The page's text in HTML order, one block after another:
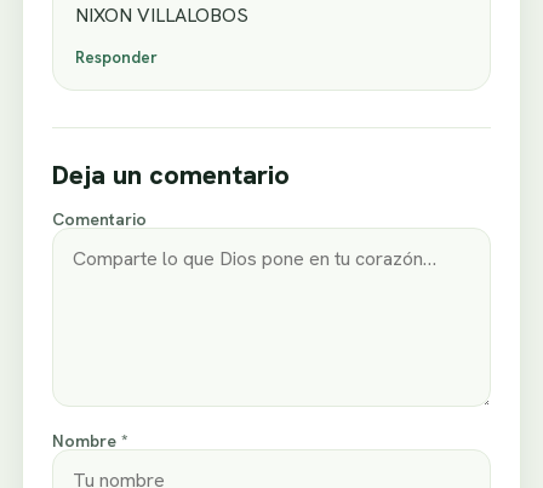
NIXON VILLALOBOS
Responder
Deja un comentario
Comentario
Nombre *